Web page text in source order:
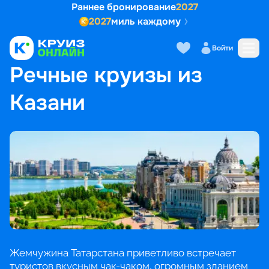
Раннее бронирование2027
2027миль каждому
Войти
ГЛАВНАЯ • ПОПУЛЯРНЫЕ НАПРАВЛЕНИЯ РЕЧНЫЕ КРУИЗЫ ИЗ КАЗАНИ
Речные круизы из
Казани
Жемчужина Татарстана приветливо встречает
туристов вкусным чак-чаком, огромным зданием